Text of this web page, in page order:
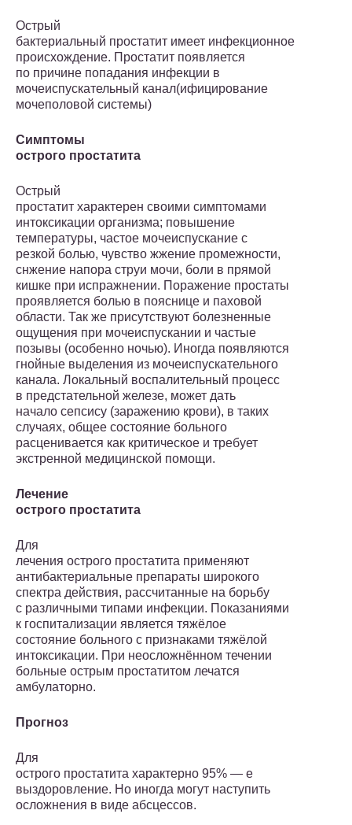
Острый
бактериальный простатит имеет инфекционное
происхождение. Простатит появляется
по причине попадания инфекции в
мочеиспускательный канал(ифицирование
мочеполовой системы)
Симптомы
острого простатита
Острый
простатит характерен своими симптомами
интоксикации организма; повышение
температуры, частое мочеиспускание с
резкой болью, чувство жжение промежности,
снжение напора струи мочи, боли в прямой
кишке при испражнении. Поражение простаты
проявляется болью в пояснице и паховой
области. Так же присутствуют болезненные
ощущения при мочеиспускании и частые
позывы (особенно ночью). Иногда появляются
гнойные выделения из мочеиспускательного
канала. Локальный воспалительный процесс
в предстательной железе, может дать
начало сепсису (заражению крови), в таких
случаях, общее состояние больного
расценивается как критическое и требует
экстренной медицинской помощи.
Лечение
острого простатита
Для
лечения острого простатита применяют
антибактериальные препараты широкого
спектра действия, рассчитанные на борьбу
с различными типами инфекции. Показаниями
к госпитализации является тяжёлое
состояние больного с признаками тяжёлой
интоксикации. При неосложнённом течении
больные острым простатитом лечатся
амбулаторно.
Прогноз
Для
острого простатита характерно 95% — е
выздоровление. Но иногда могут наступить
осложнения в виде абсцессов.